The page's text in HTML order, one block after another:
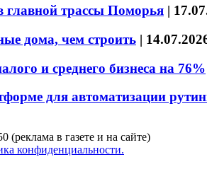
главной трассы Поморья |
дома, чем строить |
и среднего бизнеса на 76%
для автоматизации
в газете и на сайте)
конфиденциальности.